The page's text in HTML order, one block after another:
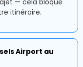
— cela bloque
itinéraire.
Airport au